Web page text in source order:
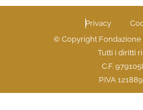
Privacy
© Copyright Fondazione
Tutti i diritti
C.F.
P.IVA